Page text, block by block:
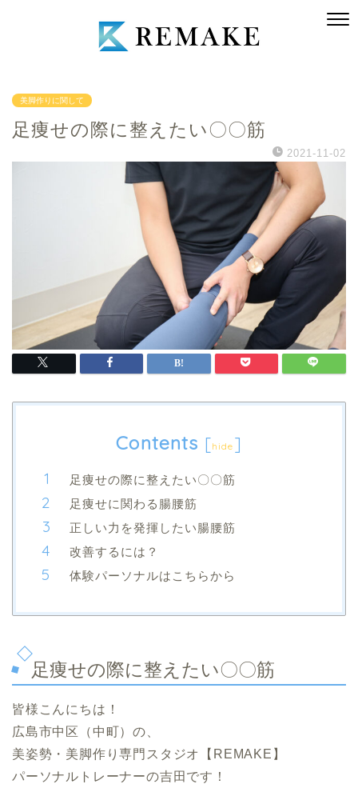
美脚作りに関して
足痩せの際に整えたい〇〇筋
2021-11-02
Contents [hide ]
足痩せの際に整えたい〇〇筋
足痩せに関わる腸腰筋
正しい力を発揮したい腸腰筋
改善するには？
体験パーソナルはこちらから
足痩せの際に整えたい〇〇筋
皆様こんにちは！
広島市中区（中町）の、
美姿勢・美脚作り専門スタジオ【REMAKE】
パーソナルトレーナーの吉田です！